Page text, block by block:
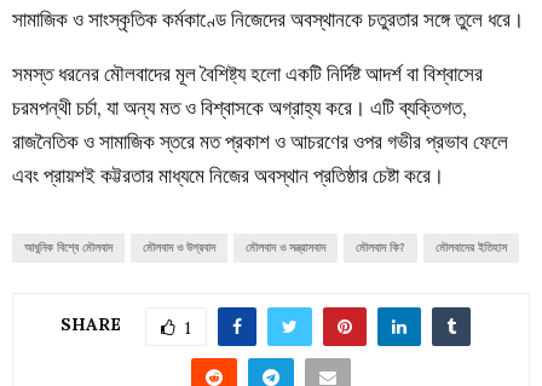
সামাজিক ও সাংস্কৃতিক কর্মকাণ্ডে নিজেদের অবস্থানকে চতুরতার সঙ্গে তুলে ধরে।
সমস্ত ধরনের মৌলবাদের মূল বৈশিষ্ট্য হলো একটি নির্দিষ্ট আদর্শ বা বিশ্বাসের
চরমপন্থী চর্চা, যা অন্য মত ও বিশ্বাসকে অগ্রাহ্য করে। এটি ব্যক্তিগত,
রাজনৈতিক ও সামাজিক স্তরে মত প্রকাশ ও আচরণের ওপর গভীর প্রভাব ফেলে
এবং প্রায়শই কট্টরতার মাধ্যমে নিজের অবস্থান প্রতিষ্ঠার চেষ্টা করে।
আধুনিক বিশ্বে মৌলবাদ মৌলবাদ ও উগ্রবাদ মৌলবাদ ও সন্ত্রাসবাদ মৌলবাদ কি? মৌলবাদের ইতিহাস
SHARE 1